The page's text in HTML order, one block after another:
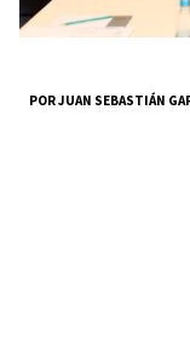
POR JUAN SEBASTIÁN